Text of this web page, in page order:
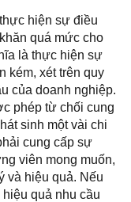
hiện sự điều
quá mức cho
là thực hiện sự
kém, xét trên quy
của doanh nghiệp.
phép từ chối cung
sinh một vài chi
cung cấp sự
viên mong muốn,
và hiệu quả. Nếu
quả nhu cầu